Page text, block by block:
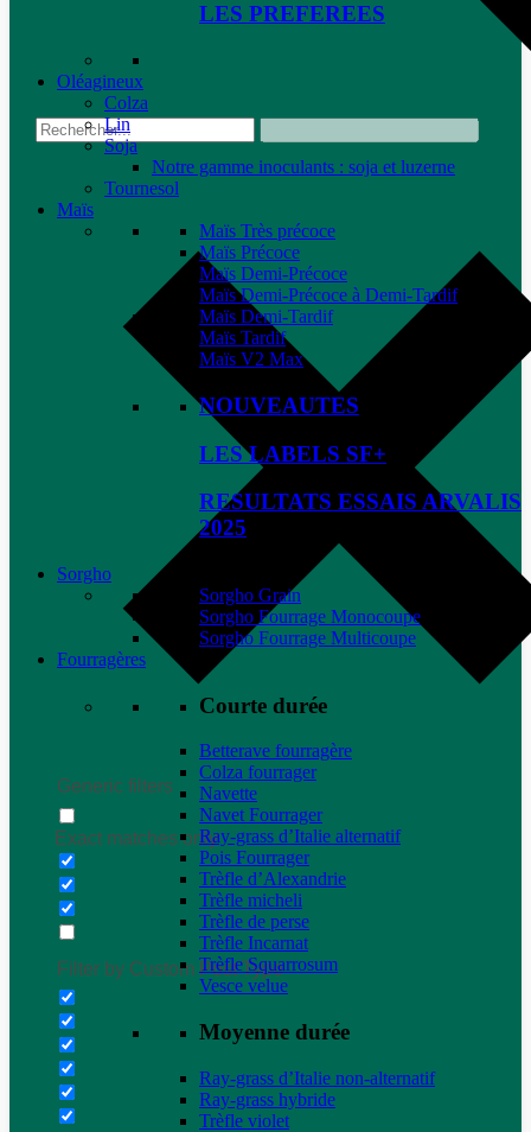
Generic filters
Exact matches only
Filter by Custom Post Type
LES PREFEREES
Oléagineux
Colza
Lin
Soja
Notre gamme inoculants : soja et luzerne
Tournesol
Maïs
Maïs Très précoce
Maïs Précoce
Maïs Demi-Précoce
Maïs Demi-Précoce à Demi-Tardif
Maïs Demi-Tardif
Maïs Tardif
Maïs V2 Max
NOUVEAUTES
LES LABELS SF+
RESULTATS ESSAIS ARVALIS
2025
Sorgho
Sorgho Grain
Sorgho Fourrage Monocoupe
Sorgho Fourrage Multicoupe
Fourragères
Courte durée
Betterave fourragère
Colza fourrager
Navette
Navet Fourrager
Ray-grass d’Italie alternatif
Pois Fourrager
Trèfle d’Alexandrie
Trèfle micheli
Trèfle de perse
Trèfle Incarnat
Trèfle Squarrosum
Vesce velue
Moyenne durée
Ray-grass d’Italie non-alternatif
Ray-grass hybride
Trèfle violet